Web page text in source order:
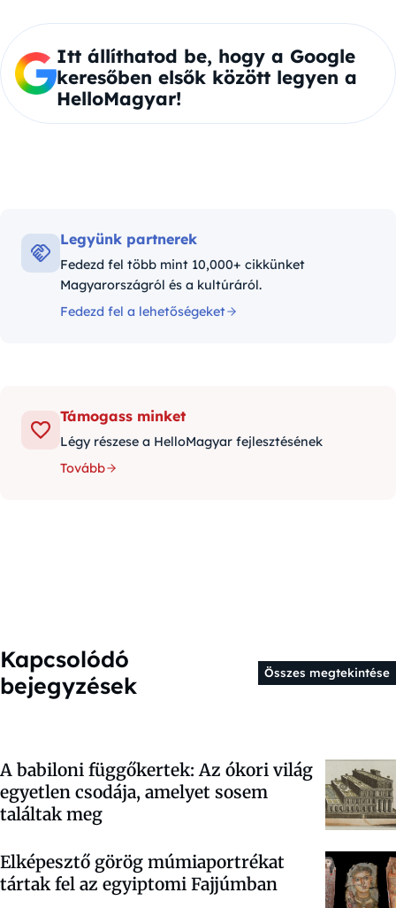
Itt állíthatod be, hogy a Google
keresőben elsők között legyen a
HelloMagyar!
Legyünk partnerek
Fedezd fel több mint 10,000+ cikkünket
Magyarországról és a kultúráról.
Fedezd fel a lehetőségeket
Támogass minket
Légy részese a HelloMagyar fejlesztésének
Tovább
Kapcsolódó
bejegyzések
Összes megtekintése
A babiloni függőkertek: Az ókori világ
egyetlen csodája, amelyet sosem
találtak meg
Elképesztő görög múmiaportrékat
tártak fel az egyiptomi Fajjúmban